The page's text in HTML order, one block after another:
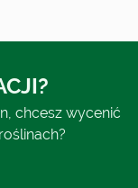
chcesz wycenić